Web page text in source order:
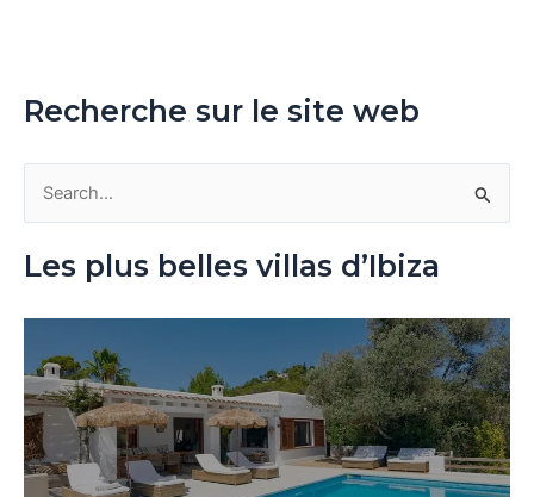
Recherche sur le site web
r
c
h
e
Les plus belles villas d’Ibiza